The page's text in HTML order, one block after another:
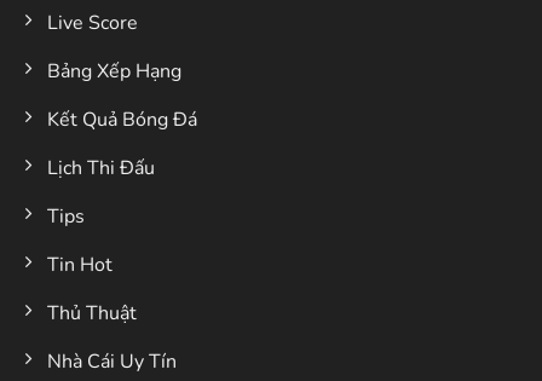
Live Score
Bảng Xếp Hạng
Kết Quả Bóng Đá
Lịch Thi Đấu
Tips
Tin Hot
Thủ Thuật
Nhà Cái Uy Tín